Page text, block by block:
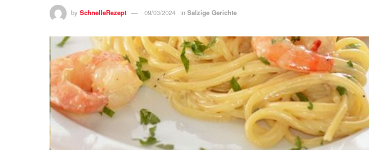
by SchnelleRezept 09/03/2024 in Salzige Gerichte